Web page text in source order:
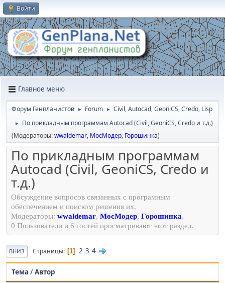
Войти
Главное меню
Форум Генпланистов ► Forum ► Civil, Autocad, GeoniCS, Credo, Lisp
►
По прикладным программам Autocad (Civil, GeoniCS, Credo и т.д.)
(Модераторы:wwaldemar, МосМодер, Горошинка)
По прикладным программам
Autocad (Civil, GeoniCS, Credo и
т.д.)
Обсуждение вопросов связанных с програмным
обеспечением и поиском решения их.
Модераторы: wwaldemar, МосМодер, Горошинка.
0 Пользователи и 6 гостей просматривают этот раздел.
ВНИЗ Страницы 1 2 3 4
Тема /Автор